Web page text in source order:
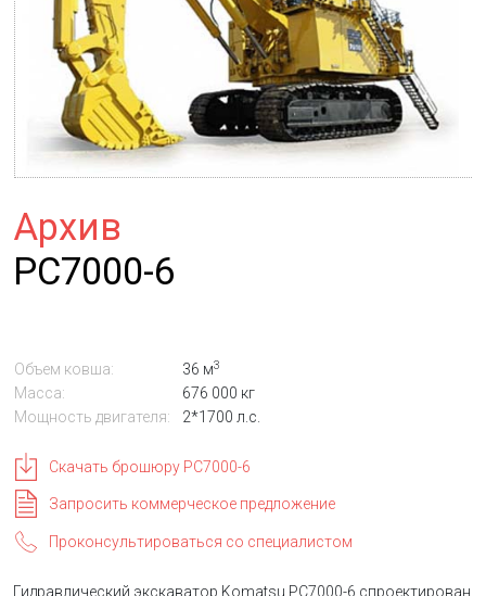
Архив
PC7000-6
Объем ковша: 36 м3
Масса:
676 000 кг
Мощность двигателя:
2*1700 л.с.
Скачать брошюру PC7000-6
Запросить коммерческое предложение
Проконсультироваться со специалистом
Гидравлический экскаватор Komatsu PC7000-6 спроектирован